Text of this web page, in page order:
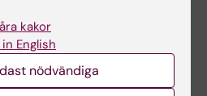
kakor
English
nödvändiga